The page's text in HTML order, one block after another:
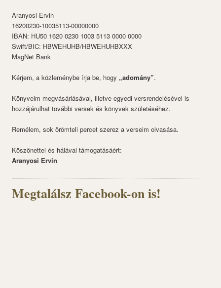
Aranyosi Ervin
16200230-10035113-00000000
IBAN: HU50 1620 0230 1003 5113 0000 0000
Swift/BIC: HBWEHUHB/HBWEHUHBXXX
MagNet Bank
Kérjem, a közleménybe írja be, hogy „adomány”.
Könyveim megvásárlásával, illetve egyedi versrendelésével is
hozzájárulhat további versek és könyvek születéséhez.
Remélem, sok örömteli percet szerez a verseim olvasása.
Köszönettel és hálával támogatásáért:
Aranyosi Ervin
Megtalálsz Facebook-on is!